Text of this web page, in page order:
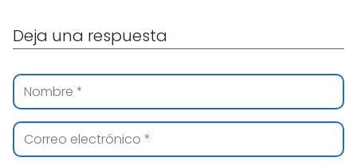
Deja una respuesta